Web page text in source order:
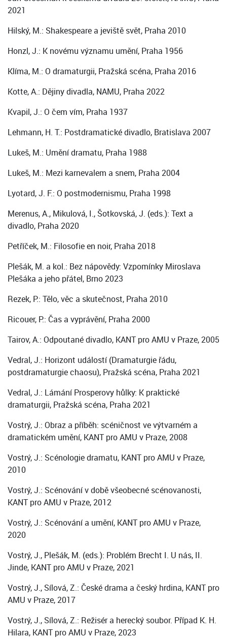
2021
Hilský, M.: Shakespeare a jeviště svět, Praha 2010
Honzl, J.: K novému významu umění, Praha 1956
Klíma, M.: O dramaturgii, Pražská scéna, Praha 2016
Kotte, A.: Dějiny divadla, NAMU, Praha 2022
Kvapil, J.: O čem vím, Praha 1937
Lehmann, H. T.: Postdramatické divadlo, Bratislava 2007
Lukeš, M.: Umění dramatu, Praha 1988
Lukeš, M.: Mezi karnevalem a snem, Praha 2004
Lyotard, J. F.: O postmodernismu, Praha 1998
Merenus, A., Mikulová, I., Šotkovská, J. (eds.): Text a
divadlo, Praha 2020
Petříček, M.: Filosofie en noir, Praha 2018
Plešák, M. a kol.: Bez nápovědy: Vzpomínky Miroslava
Plešáka a jeho přátel, Brno 2023
Rezek, P.: Tělo, věc a skutečnost, Praha 2010
Ricouer, P.: Čas a vyprávění, Praha 2000
Tairov, A.: Odpoutané divadlo, KANT pro AMU v Praze, 2005
Vedral, J.: Horizont událostí (Dramaturgie řádu,
postdramaturgie chaosu), Pražská scéna, Praha 2021
Vedral, J.: Lámání Prosperovy hůlky: K praktické
dramaturgii, Pražská scéna, Praha 2021
Vostrý, J.: Obraz a příběh: scéničnost ve výtvarném a
dramatickém umění, KANT pro AMU v Praze, 2008
Vostrý, J.: Scénologie dramatu, KANT pro AMU v Praze,
2010
Vostrý, J.: Scénování v době všeobecné scénovanosti,
KANT pro AMU v Praze, 2012
Vostrý, J.: Scénování a umění, KANT pro AMU v Praze,
2020
Vostrý, J., Plešák, M. (eds.): Problém Brecht I. U nás, II.
Jinde, KANT pro AMU v Praze, 2021
Vostrý, J., Sílová, Z.: České drama a český hrdina, KANT pro
AMU v Praze, 2017
Vostrý, J., Sílová, Z.: Režisér a herecký soubor. Případ K. H.
Hilara, KANT pro AMU v Praze, 2023